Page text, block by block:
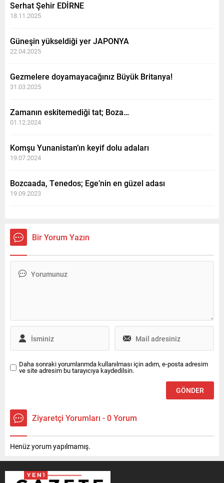
Serhat Şehir EDİRNE
18.11.2025
Güneşin yükseldiği yer JAPONYA
22.04.2025
Gezmelere doyamayacağınız Büyük Britanya!
31.03.2025
Zamanın eskitemediği tat; Boza…
01.12.2024
Komşu Yunanistan’ın keyif dolu adaları
19.07.2024
Bozcaada, Tenedos; Ege’nin en güzel adası
19.09.2023
Bir Yorum Yazın
Daha sonraki yorumlarımda kullanılması için adım, e-posta adresim
ve site adresim bu tarayıcıya kaydedilsin.
Ziyaretçi Yorumları - 0 Yorum
Henüz yorum yapılmamış.